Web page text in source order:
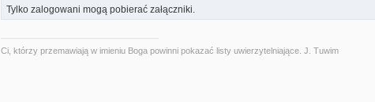
Tylko zalogowani mogą pobierać załączniki.
Ci, którzy przemawiają w imieniu Boga powinni pokazać listy uwierzytelniające. J. Tuwim